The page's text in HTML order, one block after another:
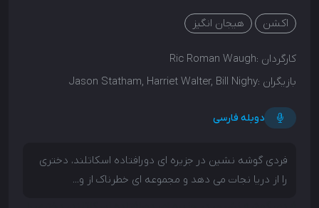
اکشن هیجان انگیز
کارگردان :Ric Roman Waugh
بازیگران :Jason Statham, Harriet Walter, Bill Nighy
دوبله فارسی
فردی گوشه نشین در جزیره ای دورافتاده اسکاتلند، دختری
را از دریا نجات می دهد و مجموعه ای خطرناک از و...